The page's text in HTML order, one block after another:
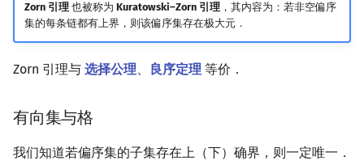
Zorn 引理也被称为 Kuratowski–Zorn 引理，其内容为：若非空偏序
集的每条链都有上界，则该偏序集存在极大元．
Zorn 引理与 选择公理 良序定理 等价．
有向集与格
我们知道若偏序集的子集存在上（下）确界，则一定唯一．